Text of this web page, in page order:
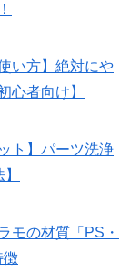
い方】絶対にや
心者向け】
ト】パーツ洗浄
モの材質「PS・
徴